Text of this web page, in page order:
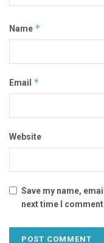
Name *
Email *
Website
Save my name,
next time I